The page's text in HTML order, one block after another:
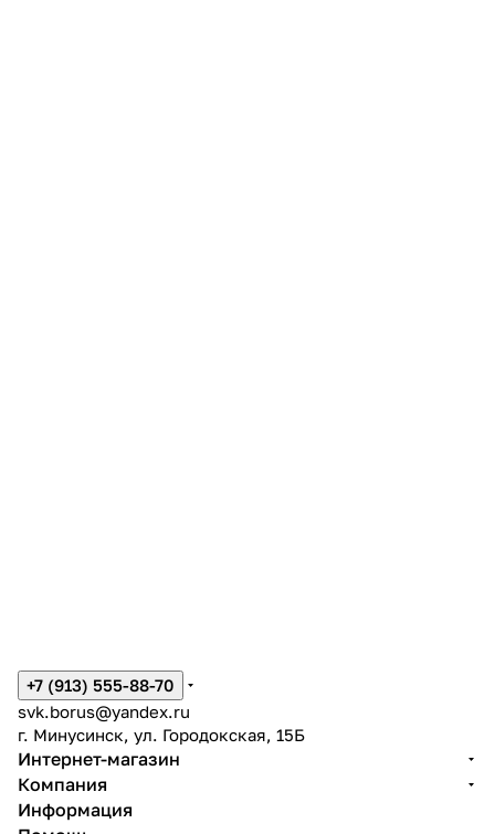
+7 (913) 555-88-70
svk.borus@yandex.ru
г. Минусинск, ул. Городокская, 15Б
Интернет-магазин
Компания
Информация